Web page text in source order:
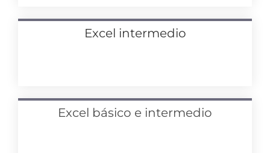
Excel intermedio
Excel básico e intermedio